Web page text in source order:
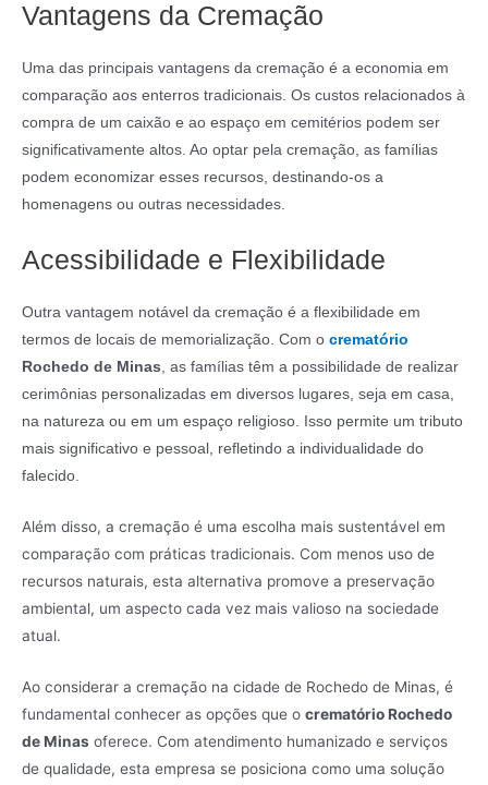
Vantagens da Cremação
Uma das principais vantagens da cremação é a economia em
comparação aos enterros tradicionais. Os custos relacionados à
compra de um caixão e ao espaço em cemitérios podem ser
significativamente altos. Ao optar pela cremação, as famílias
podem economizar esses recursos, destinando-os a
homenagens ou outras necessidades.
Acessibilidade e Flexibilidade
Outra vantagem notável da cremação é a flexibilidade em
termos de locais de memorialização. Com o crematório
Rochedo de Minas, as famílias têm a possibilidade de realizar
cerimônias personalizadas em diversos lugares, seja em casa,
na natureza ou em um espaço religioso. Isso permite um tributo
mais significativo e pessoal, refletindo a individualidade do
falecido.
Além disso, a cremação é uma escolha mais sustentável em
comparação com práticas tradicionais. Com menos uso de
recursos naturais, esta alternativa promove a preservação
ambiental, um aspecto cada vez mais valioso na sociedade
atual.
Ao considerar a cremação na cidade de Rochedo de Minas, é
fundamental conhecer as opções que o crematório Rochedo
de Minas oferece. Com atendimento humanizado e serviços
de qualidade, esta empresa se posiciona como uma solução